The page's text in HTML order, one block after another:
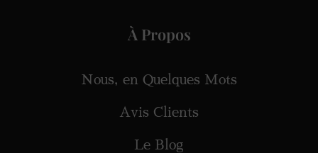
À Propos
Nous, en Quelques Mots
Avis Clients
Le Blog